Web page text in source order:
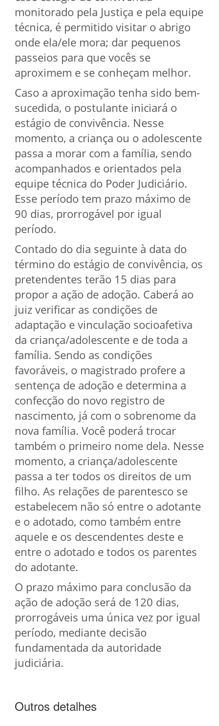
monitorado pela Justiça e pela equipe
técnica, é permitido visitar o abrigo
onde ela/ele mora; dar pequenos
passeios para que vocês se
aproximem e se conheçam melhor.
Caso a aproximação tenha sido bem-
sucedida, o postulante iniciará o
estágio de convivência. Nesse
momento, a criança ou o adolescente
passa a morar com a família, sendo
acompanhados e orientados pela
equipe técnica do Poder Judiciário.
Esse período tem prazo máximo de
90 dias, prorrogável por igual
período.
Contado do dia seguinte à data do
término do estágio de convivência, os
pretendentes terão 15 dias para
propor a ação de adoção. Caberá ao
juiz verificar as condições de
adaptação e vinculação socioafetiva
da criança/adolescente e de toda a
família. Sendo as condições
favoráveis, o magistrado profere a
sentença de adoção e determina a
confecção do novo registro de
nascimento, já com o sobrenome da
nova família. Você poderá trocar
também o primeiro nome dela. Nesse
momento, a criança/adolescente
passa a ter todos os direitos de um
filho. As relações de parentesco se
estabelecem não só entre o adotante
e o adotado, como também entre
aquele e os descendentes deste e
entre o adotado e todos os parentes
do adotante.
O prazo máximo para conclusão da
ação de adoção será de 120 dias,
prorrogáveis uma única vez por igual
período, mediante decisão
fundamentada da autoridade
judiciária.
Outros detalhes